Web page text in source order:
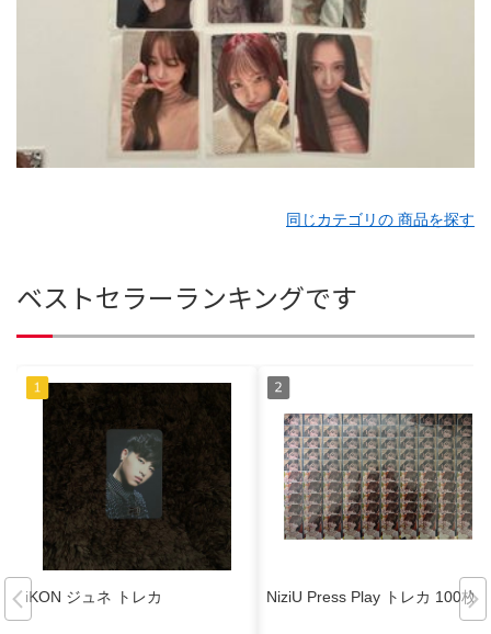
同じカテゴリの 商品を探す
ベストセラーランキングです
iKON ジュネ トレカ NiziU Press Play トレカ 100枚